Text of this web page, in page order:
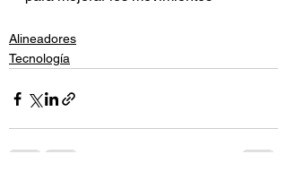
Alineadores
Tecnología